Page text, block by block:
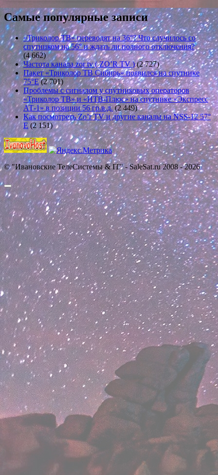
Самые популярные записи
«Триколор ТВ» переводят на 36°? Что случилось со
спутником на 56° и ждать ли полного отключения?
(4 662)
Частота канала zor tv ( ZO’R TV ) (2 727)
Пакет «Триколор ТВ Сибирь» появился на спутнике
75°E (2 701)
Проблемы с сигналом у спутниковых операторов
«Триколор ТВ» и «НТВ-Плюс» на спутнике «Экспресс
АТ-1» в позиции 56 гр.в.д. (2 449)
Как посмотреть Zo’r TV и другие каналы на NSS-12 57°
E (2 151)
© "Ивановские ТелеСистемы & IT" - SaleSat.ru 2008 - 2026
Прокрутить
вверх